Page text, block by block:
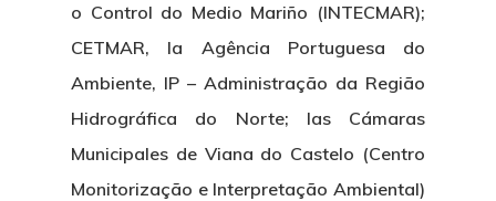
o Control do Medio Mariño (INTECMAR);
CETMAR, la Agência Portuguesa do
Ambiente, IP – Administração da Região
Hidrográfica do Norte; las Cámaras
Municipales de Viana do Castelo (Centro
Monitorização e Interpretação Ambiental)